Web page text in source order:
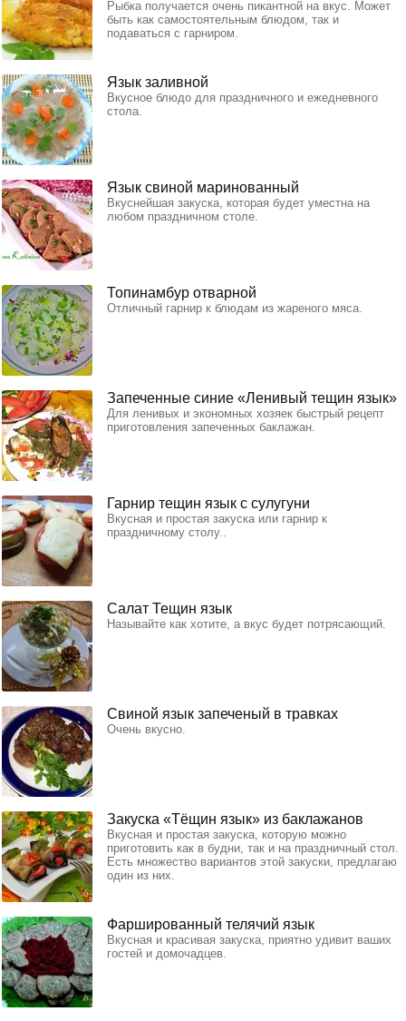
Рыбка получается очень пикантной на вкус. Может
быть как самостоятельным блюдом, так и
подаваться с гарниром.
Язык заливной
Вкусное блюдо для праздничного и ежедневного
стола.
Язык свиной маринованный
Вкуснейшая закуска, которая будет уместна на
любом праздничном столе.
Топинамбур отварной
Отличный гарнир к блюдам из жареного мяса.
Запеченные синие «Ленивый тещин язык»
Для ленивых и экономных хозяек быстрый рецепт
приготовления запеченных баклажан.
Гарнир тещин язык с сулугуни
Вкусная и простая закуска или гарнир к
праздничному столу..
Салат Тещин язык
Называйте как хотите, а вкус будет потрясающий.
Свиной язык запеченый в травках
Очень вкусно.
Закуска «Тёщин язык» из баклажанов
Вкусная и простая закуска, которую можно
приготовить как в будни, так и на праздничный стол.
Есть множество вариантов этой закуски, предлагаю
один из них.
Фаршированный телячий язык
Вкусная и красивая закуска, приятно удивит ваших
гостей и домочадцев.